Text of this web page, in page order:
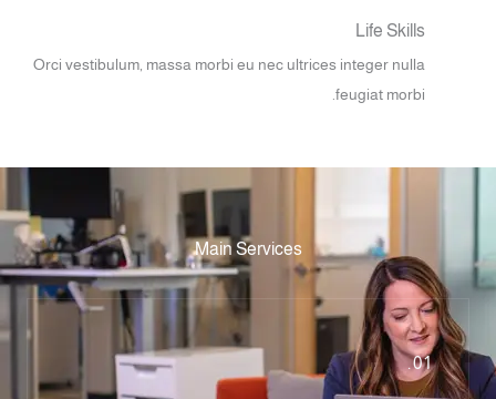
Life Skills
Orci vestibulum, massa morbi eu nec ultrices integer nulla
feugiat morbi.
Main Services
01.